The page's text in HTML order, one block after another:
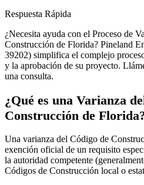
Respuesta Rápida
¿Necesita ayuda con el Proceso de
Construcción de Florida? Pineland
39202) simplifica el complejo
y la aprobación de su proyecto.
una consulta.
¿Qué es una Varianza
Construcción de
Una varianza del Código de
exención oficial de un requisito
la autoridad competente
Códigos de Construcción local o